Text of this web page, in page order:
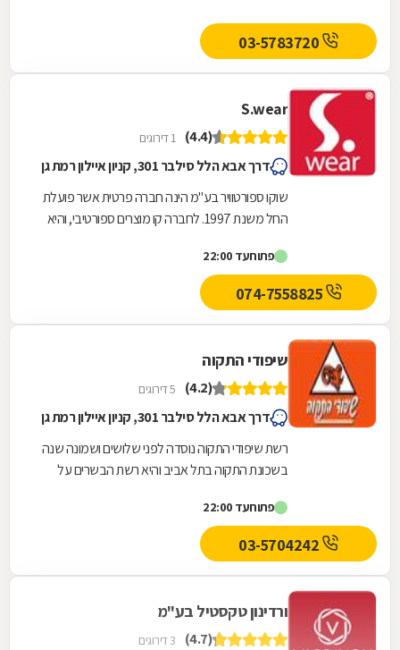
S.wear
(4.4) 1 דירוגים
דרך אבא הלל סילבר 301, קניון איילון רמת גן
שוקו ספורטוויר בע"מ הינה חברה פרטית אשר פועלת
החל משנת 1997. לחברה קו מוצרים ספורטיבי, והיא
שוקו...
פתוחעד 22:00
שיפודי התקוה
(4.2) 5 דירוגים
דרך אבא הלל סילבר 301, קניון איילון רמת גן
רשת שיפודי התקוה נוסדה לפני שלושים ושמונה שנה
בשכונת התקוה בתל אביב והיא רשת הבשרים על
חמה...
פתוחעד 22:00
ורדינון טקסטיל בע"מ
(4.7) 3 דירוגים